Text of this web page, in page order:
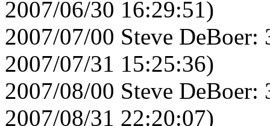
2007/06/30 16:29:51)
2007/07/00 Steve
2007/07/31 15:25:36)
2007/08/00 Steve
2007/08/31 22:20:07)